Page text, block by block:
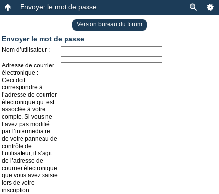
Envoyer le mot de passe
Version bureau du forum
Envoyer le mot de passe
Nom d’utilisateur :
Adresse de courrier
électronique :
Ceci doit
correspondre à
l’adresse de courrier
électronique qui est
associée à votre
compte. Si vous ne
l’avez pas modifié
par l’intermédiaire
de votre panneau de
contrôle de
l’utilisateur, il s’agit
de l’adresse de
courrier électronique
que vous avez saisie
lors de votre
inscription.